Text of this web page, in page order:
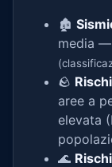
🏚️
media
🪨
aree a
elevata
🌊